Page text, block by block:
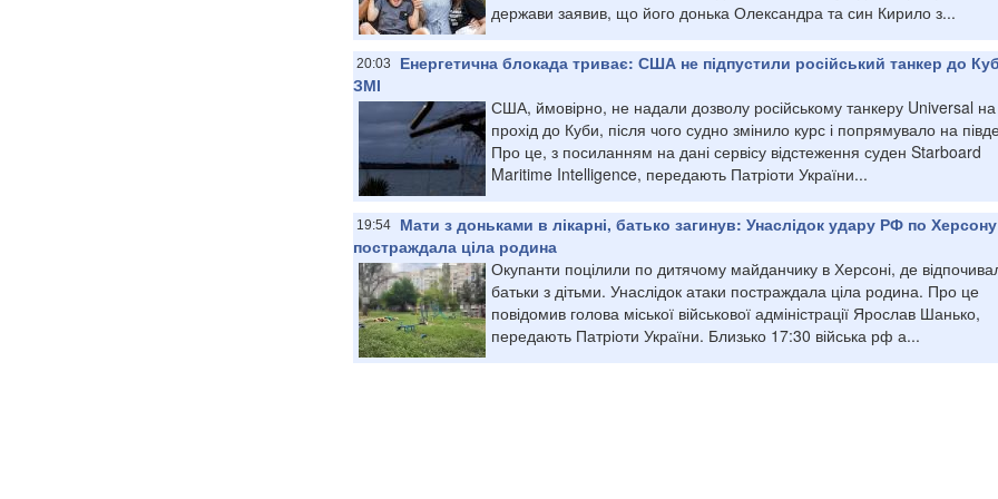
держави заявив, що його донька Олександра та син Кирило з...
20:03
Енергетична блокада триває: США не підпустили російський танкер до
ЗМІ
США, ймовірно, не надали дозволу російському танкеру Universal на
прохід до Куби, після чого судно змінило курс і попрямувало на
Про це, з посиланням на дані сервісу відстеження суден Starboard
Maritime Intelligence, передають Патріоти України...
19:54
Мати з доньками в лікарні, батько загинув: Унаслідок удару РФ по Херсону
постраждала ціла родина
Окупанти поцілили по дитячому майданчику в Херсоні, де
батьки з дітьми. Унаслідок атаки постраждала ціла родина. Про це
повідомив голова міської військової адміністрації Ярослав Шанько,
передають Патріоти України. Близько 17:30 війська рф а...